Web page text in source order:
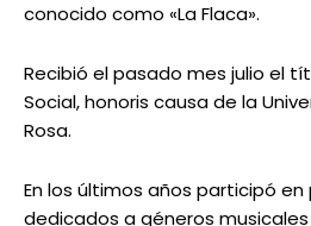
conocido como «La Flaca».
Recibió el pasado mes julio el
Social, honoris causa de la
Rosa.
En los últimos años participó
dedicados a géneros